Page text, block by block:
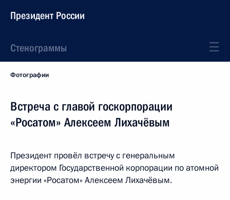
Президент России
Стенограммы
Фотографии
Встреча с главой госкорпорации
«Росатом» Алексеем Лихачёвым
Президент провёл встречу с генеральным
директором Государственной корпорации по атомной
энергии «Росатом» Алексеем Лихачёвым.